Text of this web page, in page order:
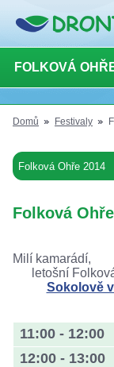
FOLKOVÁ
Domů Festivaly
Folková
Milí kamarádí,
letošní
Sokolově
11:00 - 12:00
12:00 - 13:00